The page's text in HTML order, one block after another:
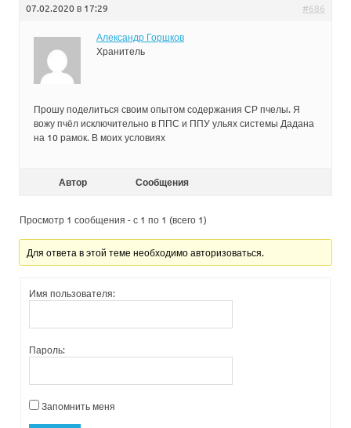
07.02.2020 в 17:29 #686
Александр Горшков
Хранитель
Прошу поделиться своим опытом содержания СР пчелы. Я
вожу пчёл исключительно в ППС и ППУ ульях системы Дадана
на 10 рамок. В моих условиях
Автор Сообщения
Просмотр 1 сообщения - с 1 по 1 (всего 1)
Для ответа в этой теме необходимо авторизоваться.
Имя пользователя:
Пароль:
Запомнить меня